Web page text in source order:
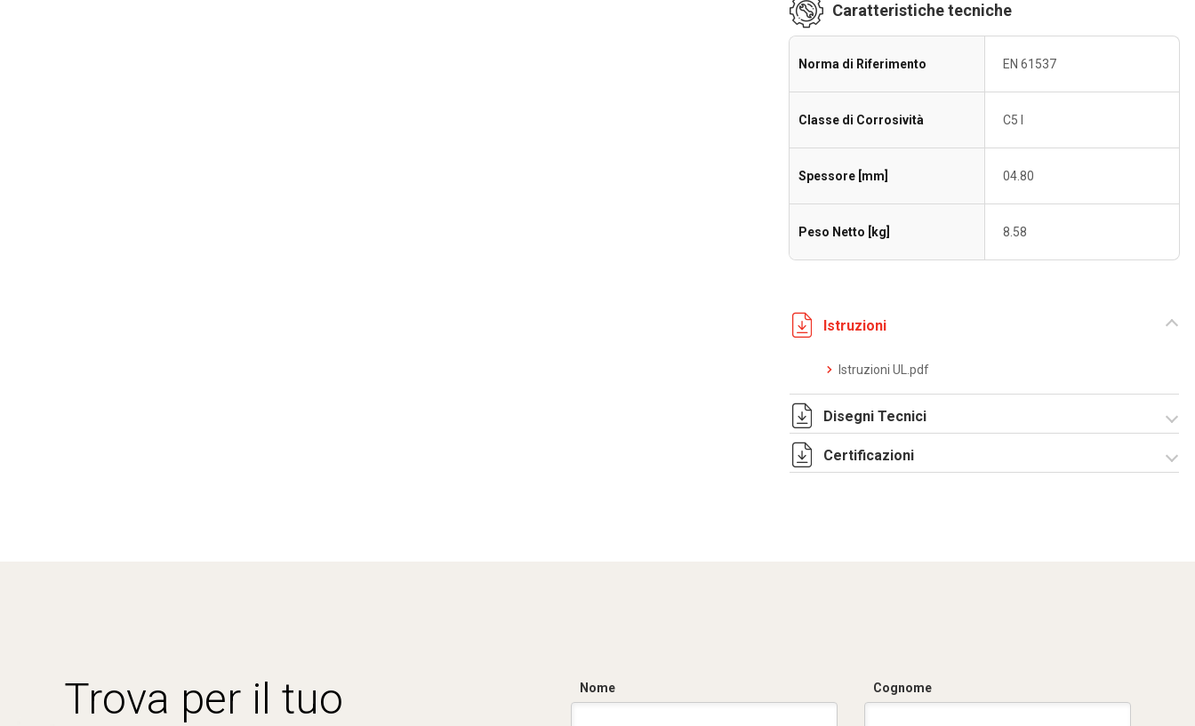
Caratteristiche tecniche
Norma di Riferimento EN 61537
Classe di Corrosività C5 I
Spessore [mm] 04.80
Peso Netto [kg] 8.58
Istruzioni
Istruzioni UL.pdf
Disegni Tecnici
4260050.pdf
Certificazioni
Trova per il tuo
Nome Cognome